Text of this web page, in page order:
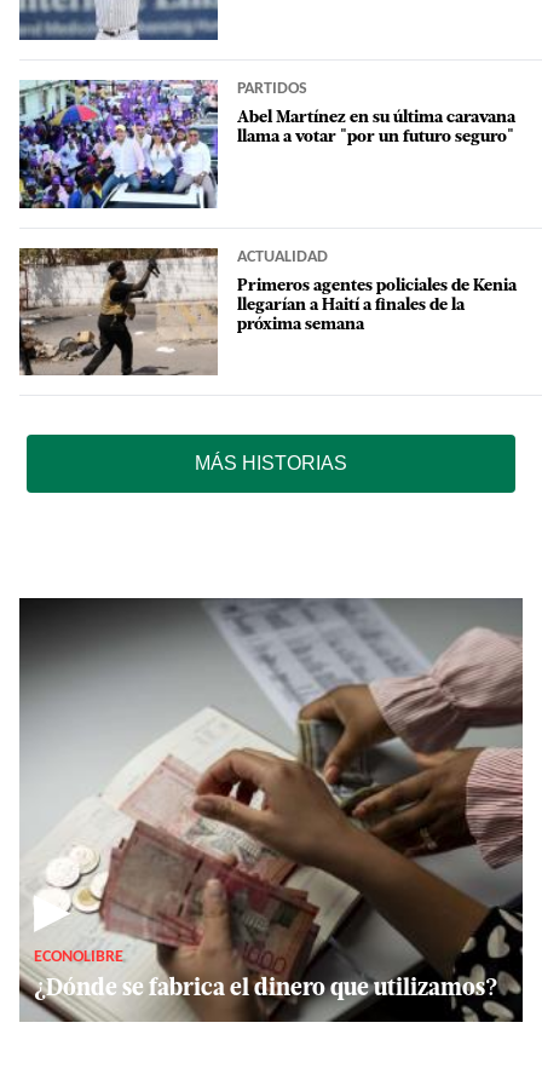
PARTIDOS
Abel Martínez en su última caravana
llama a votar "por un futuro seguro"
ACTUALIDAD
Primeros agentes policiales de Kenia
llegarían a Haití a finales de la
próxima semana
MÁS HISTORIAS
▶
ECONOLIBRE
¿Dónde se fabrica el dinero que utilizamos?